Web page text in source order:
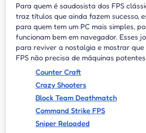
Para quem é saudosista dos FPS
traz títulos que ainda fazem sucesso,
para quem tem um PC mais simples,
funcionam bem em navegador. Esses
para reviver a nostalgia e mostrar que
FPS não precisa de máquinas
Counter Craft
Crazy Shooters
Block Team Deathmatch
Command Strike FPS
Sniper Reloaded